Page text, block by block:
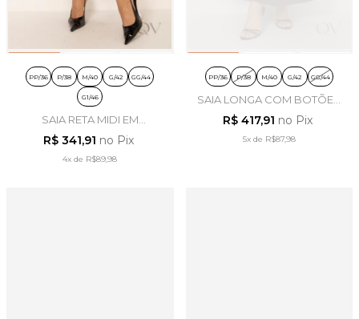
PP/36 P/38 M/40 G/42 GG/44
G1/46
SAIA RETA MIDI EM
ALFAIATARIA PRETO -
LEKAZIS
R$ 341,91 no Pix
4x de R$89,98
PP/36 P/38 M/40 G/42 GG/44
SAIA LONGA COM BOTÕES
EM SARJA MARROM -
LEKAZIS
R$ 417,91 no Pix
5xde R$87,98